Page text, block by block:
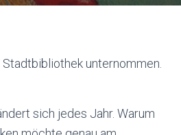
unternommen.
sich jedes Jahr. Warum